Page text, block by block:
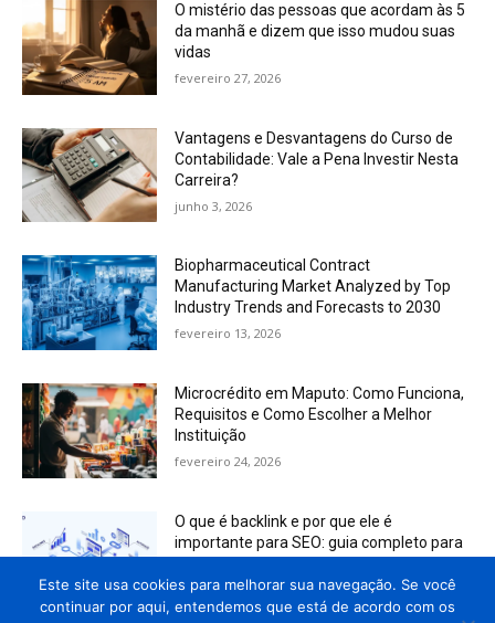
O mistério das pessoas que acordam às 5
da manhã e dizem que isso mudou suas
vidas
fevereiro 27, 2026
Vantagens e Desvantagens do Curso de
Contabilidade: Vale a Pena Investir Nesta
Carreira?
junho 3, 2026
Biopharmaceutical Contract
Manufacturing Market Analyzed by Top
Industry Trends and Forecasts to 2030
fevereiro 13, 2026
Microcrédito em Maputo: Como Funciona,
Requisitos e Como Escolher a Melhor
Instituição
fevereiro 24, 2026
O que é backlink e por que ele é
importante para SEO: guia completo para
fevereiro 27, 2026
Este site usa cookies para melhorar sua navegação. Se você
continuar por aqui, entendemos que está de acordo com os